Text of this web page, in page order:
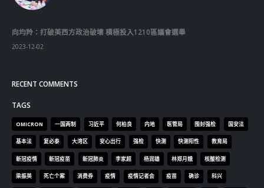
向均羚：打破美西方政治破壞 積極投入1210區議會選舉
2023-12-02
RECENT COMMENTS
TAGS
OMICRON 一国两制 习近平 何柏良 内地 医管局 围封强检 国安法
基本法 复必泰 大湾区 安心出行 强检 快测 快测阳性 教育局
新冠疫情 新冠疫苗 新冠肺炎 李家超 杨润雄 林郑月娥 核酸检测
梁振英 死亡个案 消费券 疫情 疫情记者会 疫苗 确诊 科兴